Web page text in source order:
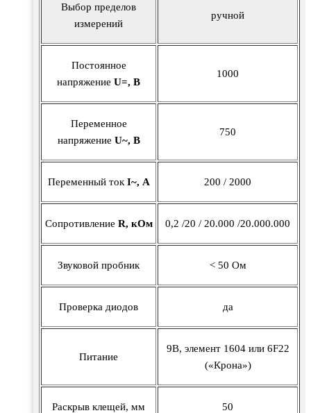
Выбор пределов
измерений
ручной
Постоянное
напряжение U=, В
1000
Переменное
напряжение U~, В
750
Переменный ток I~, А 200 / 2000
Сопротивление R, кОм 0,2 /20 / 20.000 /20.000.000
Звуковой пробник < 50 Ом
Проверка диодов да
Питание
9В, элемент 1604 или 6F22
(«Крона»)
Раскрыв клещей, мм 50